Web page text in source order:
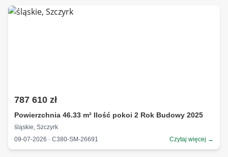
787 610 zł
Powierzchnia 46.33 m² Ilość pokoi 2 Rok Budowy 2025
śląskie, Szczyrk
09-07-2026 · C380-SM-26691
Czytaj więcej →